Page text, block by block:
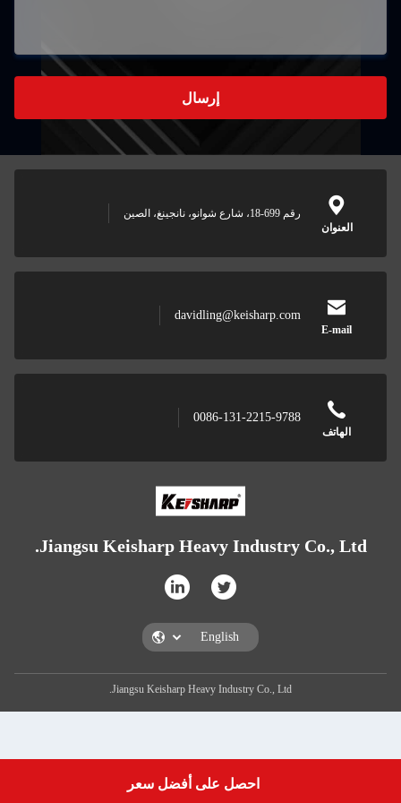
احصل على أفضل سعر
إرسال
العنوان
رقم 699-18، شارع شوانو، نانجينغ، الصين
E-mail
davidling@keisharp.com
الهاتف
0086-131-2215-9788
Jiangsu Keisharp Heavy Industry Co., Ltd.
Jiangsu Keisharp Heavy Industry Co., Ltd.
Get a Quote